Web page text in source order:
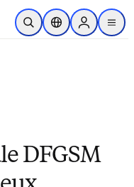
au contenu principal
Ouvrir la recherche
Sélecteur de
Sign in to
menu
DFGSM